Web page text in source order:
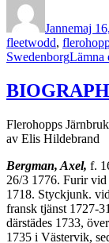
Jannemaj
fleetwodd,
SwedenborgLämna
Flerohopps Järnbruk
av Elis Hildebrand
Bergman, Axel, f.
26/3 1776. Furir
1718. Styckjunk.
fransk tjänst 1727-
därstädes 1733,
1735 i Västervik,